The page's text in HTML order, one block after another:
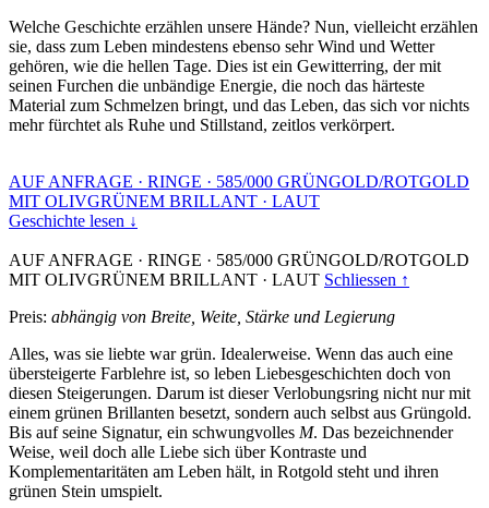
Welche Geschichte erzählen unsere Hände? Nun, vielleicht erzählen
sie, dass zum Leben mindestens ebenso sehr Wind und Wetter
gehören, wie die hellen Tage. Dies ist ein Gewitterring, der mit
seinen Furchen die unbändige Energie, die noch das härteste
Material zum Schmelzen bringt, und das Leben, das sich vor nichts
mehr fürchtet als Ruhe und Stillstand, zeitlos verkörpert.
AUF ANFRAGE · RINGE · 585/000 GRÜNGOLD/ROTGOLD
MIT OLIVGRÜNEM BRILLANT · LAUT
Geschichte lesen ↓
AUF ANFRAGE · RINGE · 585/000 GRÜNGOLD/ROTGOLD
MIT OLIVGRÜNEM BRILLANT · LAUT Schliessen ↑
Preis: abhängig von Breite, Weite, Stärke und Legierung
Alles, was sie liebte war grün. Idealerweise. Wenn das auch eine
übersteigerte Farblehre ist, so leben Liebesgeschichten doch von
diesen Steigerungen. Darum ist dieser Verlobungsring nicht nur mit
einem grünen Brillanten besetzt, sondern auch selbst aus Grüngold.
Bis auf seine Signatur, ein schwungvolles M. Das bezeichnender
Weise, weil doch alle Liebe sich über Kontraste und
Komplementaritäten am Leben hält, in Rotgold steht und ihren
grünen Stein umspielt.